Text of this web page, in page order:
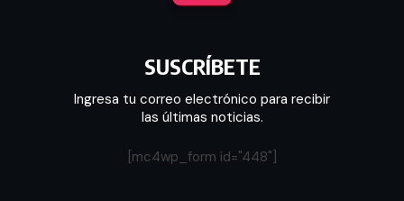
SUSCRÍBETE
Ingresa tu correo electrónico para recibir
las últimas noticias.
[mc4wp_form id="448"]